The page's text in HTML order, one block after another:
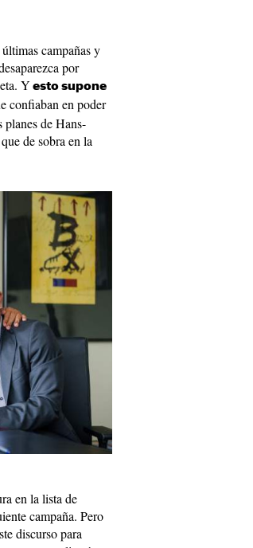
campañas y
por
Y esto supone
confiaban en poder
planes de Hans-
de sobra en la
en la lista de
campaña. Pero
discurso para